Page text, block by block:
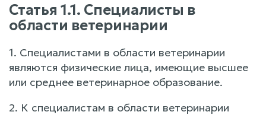
Статья 1.1. Специалисты в
области ветеринарии
1. Специалистами в области ветеринарии
являются физические лица, имеющие высшее
или среднее ветеринарное образование.
2. К специалистам в области ветеринарии